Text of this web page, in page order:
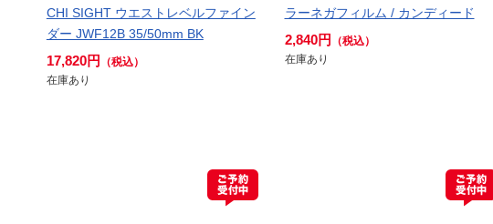
CHI SIGHT ウエストレベルファイン
ダー JWF12B 35/50mm BK
17,820円
（税込）
在庫あり
ラーネガフィルム / カンディード
2,840円
（税込）
在庫あり